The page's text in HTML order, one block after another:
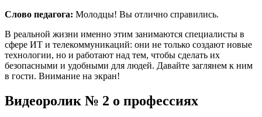
Слово педагога: Молодцы! Вы отлично справились.
В реальной жизни именно этим занимаются специалисты в
сфере ИТ и телекоммуникаций: они не только создают новые
технологии, но и работают над тем, чтобы сделать их
безопасными и удобными для людей. Давайте заглянем к ним
в гости. Внимание на экран!
Видеоролик № 2 о профессиях